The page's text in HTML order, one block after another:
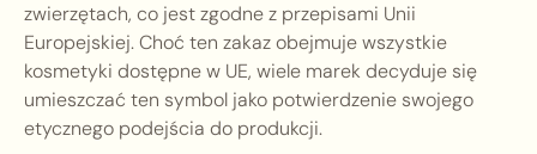
zwierzętach, co jest zgodne z przepisami Unii
Europejskiej. Choć ten zakaz obejmuje wszystkie
kosmetyki dostępne w UE, wiele marek decyduje się
umieszczać ten symbol jako potwierdzenie swojego
etycznego podejścia do produkcji.